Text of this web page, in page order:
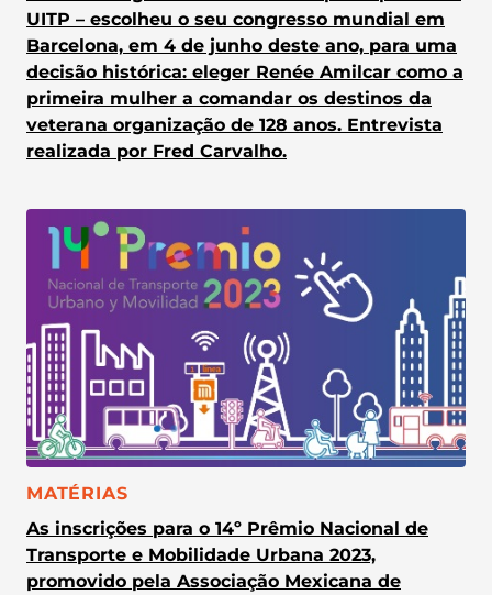
UITP – escolheu o seu congresso mundial em
Barcelona, em 4 de junho deste ano, para uma
decisão histórica: eleger Renée Amilcar como a
primeira mulher a comandar os destinos da
veterana organização de 128 anos. Entrevista
realizada por Fred Carvalho.
CATEGORIA:
MATÉRIAS
As inscrições para o 14º Prêmio Nacional de
Transporte e Mobilidade Urbana 2023,
promovido pela Associação Mexicana de